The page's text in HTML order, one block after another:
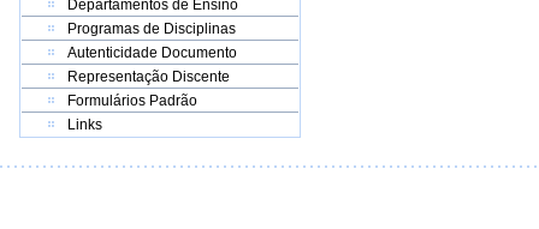
Departamentos de Ensino
Programas de Disciplinas
Autenticidade Documento
Representação Discente
Formulários Padrão
Links